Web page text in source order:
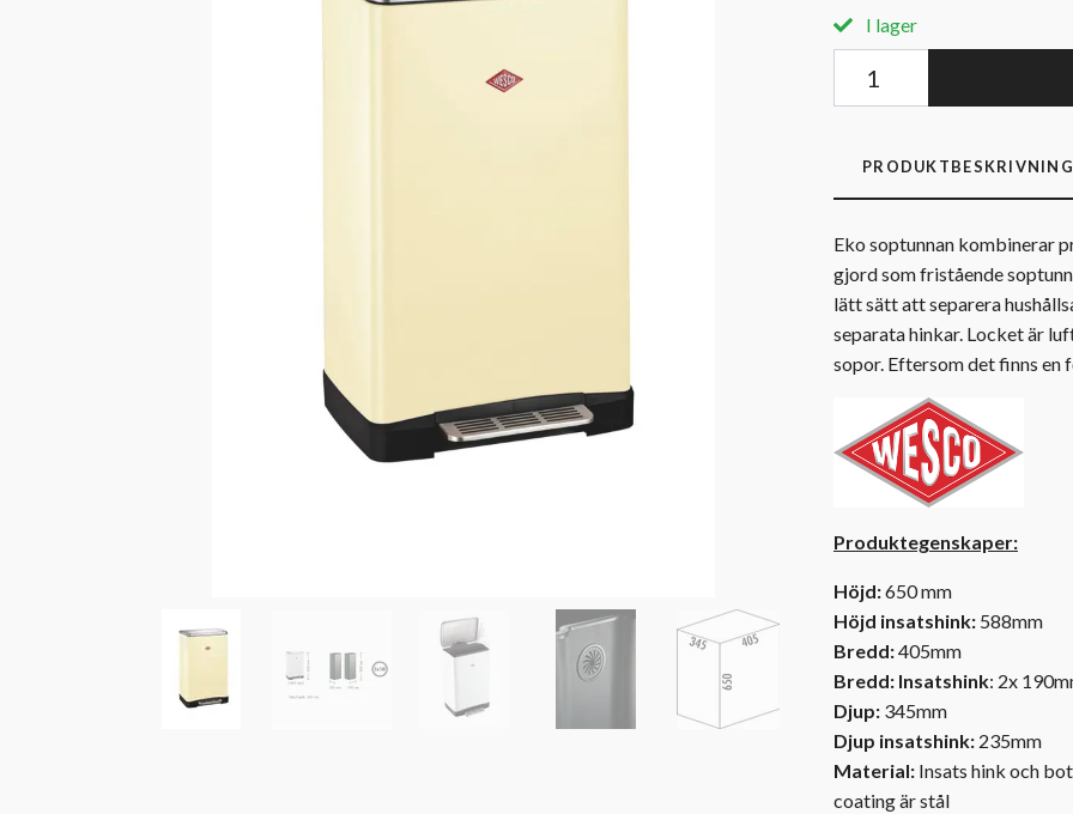
I lager
PRODUKTBESKRIVNING
Eko soptunnan kombinerar
gjord som fristående
lätt sätt att separera
separata hinkar. Locket är
sopor. Eftersom det finns en
Produktegenskaper:
Höjd:650 mm
Höjd insatshink: 588mm
Bredd:405mm
Bredd: Insatshink: 2x
Djup: 345mm
Djup insatshink: 235mm
Material: Insats hink och
coating är stål